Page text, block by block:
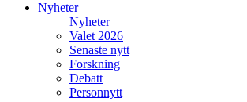
Nyheter
Nyheter
Valet 2026
Senaste nytt
Forskning
Debatt
Personnytt